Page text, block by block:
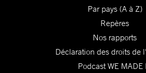
Par pays (A à Z)
Repères
Nos rapports
Déclaration des droits de
Podcast WE MADE